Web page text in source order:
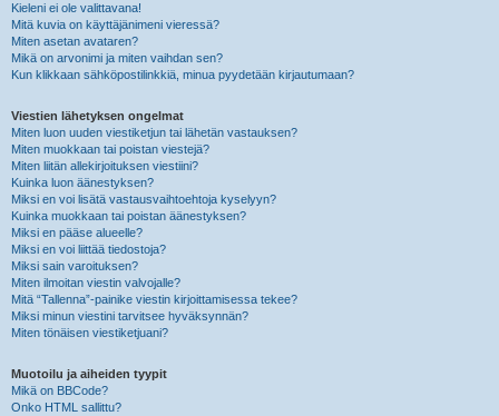
Kieleni ei ole valittavana!
Mitä kuvia on käyttäjänimeni vieressä?
Miten asetan avataren?
Mikä on arvonimi ja miten vaihdan sen?
Kun klikkaan sähköpostilinkkiä, minua pyydetään kirjautumaan?
Viestien lähetyksen ongelmat
Miten luon uuden viestiketjun tai lähetän vastauksen?
Miten muokkaan tai poistan viestejä?
Miten liitän allekirjoituksen viestiini?
Kuinka luon äänestyksen?
Miksi en voi lisätä vastausvaihtoehtoja kyselyyn?
Kuinka muokkaan tai poistan äänestyksen?
Miksi en pääse alueelle?
Miksi en voi liittää tiedostoja?
Miksi sain varoituksen?
Miten ilmoitan viestin valvojalle?
Mitä “Tallenna”-painike viestin kirjoittamisessa tekee?
Miksi minun viestini tarvitsee hyväksynnän?
Miten tönäisen viestiketjuani?
Muotoilu ja aiheiden tyypit
Mikä on BBCode?
Onko HTML sallittu?